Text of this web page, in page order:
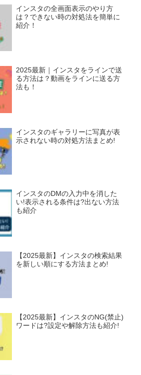
インスタの全画面表示のやり方
は？できない時の対処法を簡単に
紹介！
2025最新｜インスタをラインで送
る方法は？動画をラインに送る方
法も！
インスタのギャラリーに写真が表
示されない時の対処方法まとめ!
インスタのDMの入力中を消した
い!表示される条件は?出ない方法
も紹介
【2025最新】インスタの検索結果
を新しい順にする方法まとめ!
【2025最新】インスタのNG(禁止)
ワードは?設定や解除方法も紹介!